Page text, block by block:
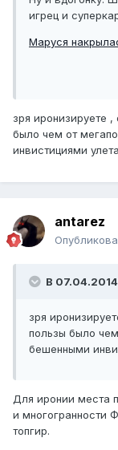
игрец и
Маруся
зря иронизируете
было чем от
инвистициями
antarez
В
зря
пользы было
бешенными
Для иронии места
и многогранности
топгир.